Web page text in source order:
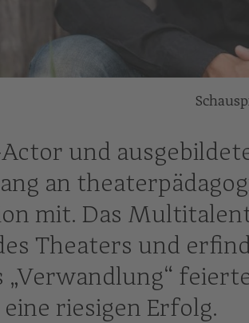
und
an
mit. Das
Theaters und
„Verwandlung“
riesigen Erfolg.